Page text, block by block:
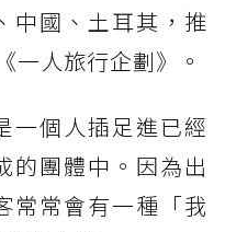
中國、土耳其，推
一人旅行企劃》。
一個人插足進已經
的團體中。因為出
常常會有一種「我